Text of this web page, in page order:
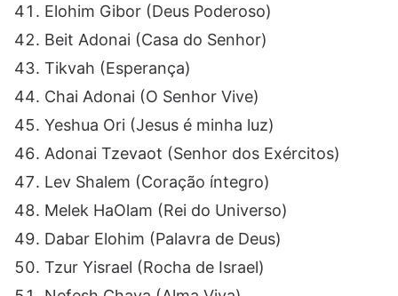
Elohim Gibor (Deus Poderoso)
Beit Adonai (Casa do Senhor)
Tikvah (Esperança)
Chai Adonai (O Senhor Vive)
Yeshua Ori (Jesus é minha luz)
Adonai Tzevaot (Senhor dos Exércitos)
Lev Shalem (Coração íntegro)
Melek HaOlam (Rei do Universo)
Dabar Elohim (Palavra de Deus)
Tzur Yisrael (Rocha de Israel)